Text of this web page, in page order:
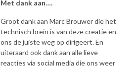
Met dank aan….
Groot dank aan Marc Brouwer die het
technisch brein is van deze creatie en
ons de juiste weg op dirigeert. En
uiteraard ook dank aan alle lieve
reacties via social media die ons weer